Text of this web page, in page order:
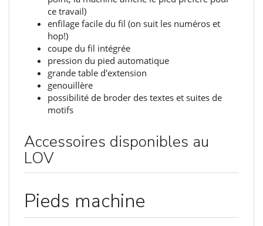
ce travail)
enfilage facile du fil (on suit les numéros et
hop!)
coupe du fil intégrée
pression du pied automatique
grande table d'extension
genouillère
possibilité de broder des textes et suites de
motifs
Accessoires disponibles au
LOV
Pieds machine